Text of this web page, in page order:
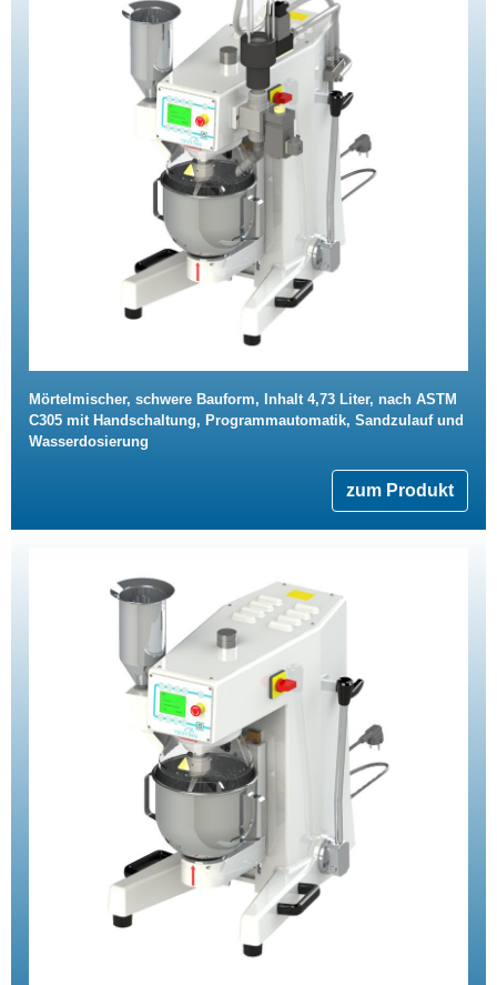
Mörtelmischer, schwere Bauform, Inhalt 4,73 Liter, nach ASTM
C305 mit Handschaltung, Programmautomatik, Sandzulauf und
Wasserdosierung
zum Produkt